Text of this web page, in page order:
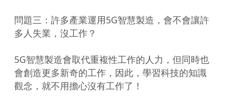
問題三：許多產業運用5G智慧製造，會不會讓許
多人失業，沒工作？
5G智慧製造會取代重複性工作的人力，但同時也
會創造更多新奇的工作，因此，學習科技的知識
觀念，就不用擔心沒有工作了！